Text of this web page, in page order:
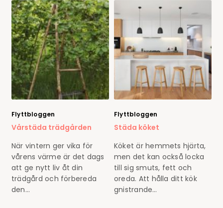
Flyttbloggen
Vårstäda trädgården
När vintern ger vika för
vårens värme är det dags
att ge nytt liv åt din
trädgård och förbereda
den…
Flyttbloggen
Städa köket
Köket är hemmets hjärta,
men det kan också locka
till sig smuts, fett och
oreda. Att hålla ditt kök
gnistrande…